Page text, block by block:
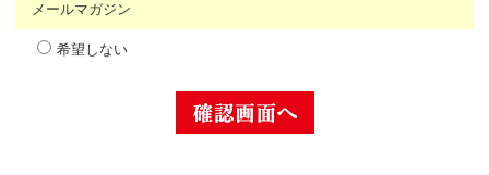
メールマガジン
希望しない